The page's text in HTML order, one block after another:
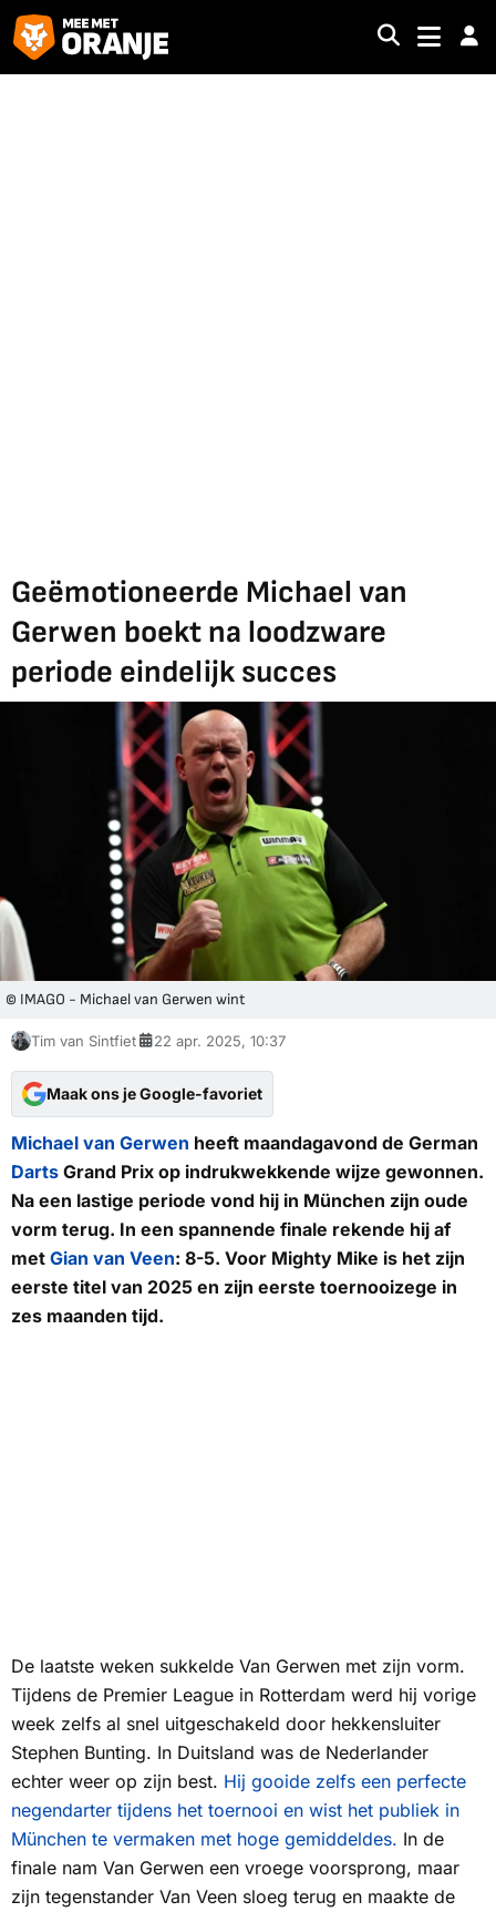
Geëmotioneerde Michael van
Gerwen boekt na loodzware
periode eindelijk succes
© IMAGO - Michael van Gerwen wint
Tim van Sintfiet 22 apr. 2025, 10:37
Maak ons je Google-favoriet
Michael van Gerwen heeft maandagavond de German
Darts Grand Prix op indrukwekkende wijze gewonnen.
Na een lastige periode vond hij in München zijn oude
vorm terug. In een spannende finale rekende hij af
met Gian van Veen: 8-5. Voor Mighty Mike is het zijn
eerste titel van 2025 en zijn eerste toernooizege in
zes maanden tijd.
De laatste weken sukkelde Van Gerwen met zijn vorm.
Tijdens de Premier League in Rotterdam werd hij vorige
week zelfs al snel uitgeschakeld door hekkensluiter
Stephen Bunting. In Duitsland was de Nederlander
echter weer op zijn best. Hij gooide zelfs een perfecte
negendarter tijdens het toernooi en wist het publiek in
München te vermaken met hoge gemiddeldes. In de
finale nam Van Gerwen een vroege voorsprong, maar
zijn tegenstander Van Veen sloeg terug en maakte de